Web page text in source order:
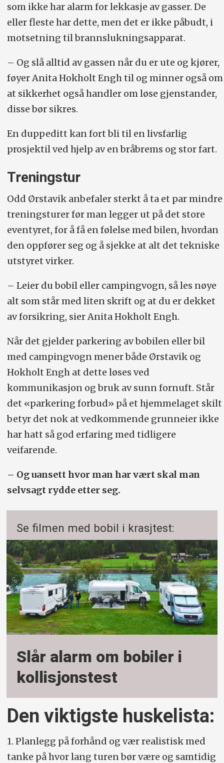
som ikke har alarm for lekkasje av gasser. De
eller fleste har dette, men det er ikke påbudt, i
motsetning til brannslukningsapparat.
– Og slå alltid av gassen når du er ute og kjører,
føyer Anita Hokholt Engh til og minner også om
at sikkerhet også handler om løse gjenstander,
disse bør sikres.
En duppeditt kan fort bli til en livsfarlig
prosjektil ved hjelp av en bråbrems og stor fart.
Treningstur
Odd Ørstavik anbefaler sterkt å ta et par mindre
treningsturer før man legger ut på det store
eventyret, for å få en følelse med bilen, hvordan
den oppfører seg og å sjekke at alt det tekniske
utstyret virker.
– Leier du bobil eller campingvogn, så les nøye
alt som står med liten skrift og at du er dekket
av forsikring, sier Anita Hokholt Engh.
Når det gjelder parkering av bobilen eller bil
med campingvogn mener både Ørstavik og
Hokholt Engh at dette løses ved
kommunikasjon og bruk av sunn fornuft. Står
det «parkering forbud» på et hjemmelaget skilt
betyr det nok at vedkommende grunneier ikke
har hatt så god erfaring med tidligere
veifarende.
– Og uansett hvor man har vært skal man
selvsagt rydde etter seg.
Se filmen med bobil i krasjtest:
Slår alarm om bobiler i
kollisjonstest
Den viktigste huskelista:
1. Planlegg på forhånd og vær realistisk med
tanke på hvor lang turen bør være og samtidig